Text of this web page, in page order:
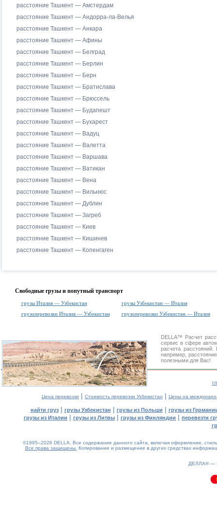
расстояние Ташкент — Амстердам
расстояние Ташкент — Андорра-ла-Велья
расстояние Ташкент — Анкара
расстояние Ташкент — Афины
расстояние Ташкент — Белград
расстояние Ташкент — Берлин
расстояние Ташкент — Берн
расстояние Ташкент — Братислава
расстояние Ташкент — Брюссель
расстояние Ташкент — Будапешт
расстояние Ташкент — Бухарест
расстояние Ташкент — Вадуц
расстояние Ташкент — Валетта
расстояние Ташкент — Варшава
расстояние Ташкент — Ватикан
расстояние Ташкент — Вена
расстояние Ташкент — Вильнюс
расстояние Ташкент — Дублин
расстояние Ташкент — Загреб
расстояние Ташкент — Киев
расстояние Ташкент — Кишинев
расстояние Ташкент — Копенгаген
Свободные грузы и попутный транспорт
грузы Италия — Узбекистан
грузы Узбекистан — Италия
грузоперевозки Италия — Узбекистан
грузоперевозки Узбекистан — Италия
DELLA™ Расчет
сервис в сфере
расчета
например,
полезными для Вас!
Цена перевозки | Стоимость перевозки Узбекистан | Цены на
найти груз| грузы Узбекистан | грузы из Польши | грузы из
грузы из Италии | грузы из Литвы | грузы из Финляндии | перевезти
©1995–2026 DELLA. Все содержание данного сайта, включая оформление,
Все права защищены. Копирование и размещение в других средствах
ДЕЛЛА® —